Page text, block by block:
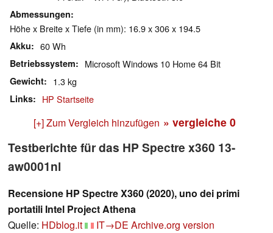
Abmessungen
Höhe x Breite x Tiefe (in mm): 16.9 x 306 x 194.5
Akku 60 Wh
Betriebssystem Microsoft Windows 10 Home 64 Bit
Gewicht 1.3 kg
Links HP Startseite
[+] Zum Vergleich hinzufügen » vergleiche 0
Testberichte für das HP Spectre x360 13-
aw0001nl
Recensione HP Spectre X360 (2020), uno dei primi
portatili Intel Project Athena
Quelle: HDblog.it IT→DE Archive.org version